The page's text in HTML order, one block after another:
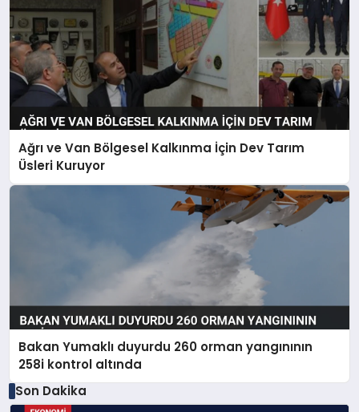
Ağrı ve Van Bölgesel Kalkınma İçin Dev Tarım
Üsleri Kuruyor
Bakan Yumaklı duyurdu 260 orman yangınının
258i kontrol altında
Son Dakika